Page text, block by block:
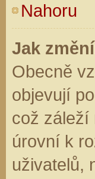
Nahoru
Jak
Obecně
objevují
což záleží
úrovní k
uživatelů,